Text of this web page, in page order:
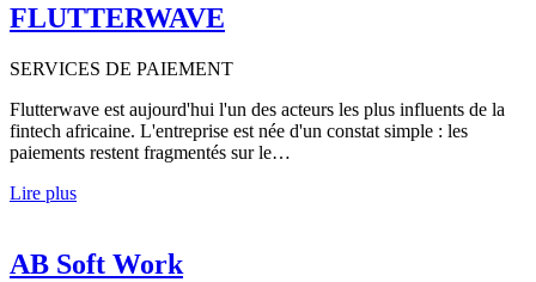
FLUTTERWAVE
SERVICES DE PAIEMENT
Flutterwave est aujourd'hui l'un des acteurs les plus influents de la
fintech africaine. L'entreprise est née d'un constat simple : les
paiements restent fragmentés sur le…
Lire plus
AB Soft Work